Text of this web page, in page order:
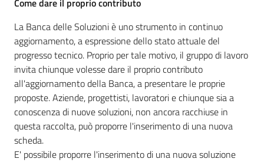
Come dare il proprio contributo
La Banca delle Soluzioni è uno strumento in continuo
aggiornamento, a espressione dello stato attuale del
progresso tecnico. Proprio per tale motivo, il gruppo di lavoro
invita chiunque volesse dare il proprio contributo
all'aggiornamento della Banca, a presentare le proprie
proposte. Aziende, progettisti, lavoratori e chiunque sia a
conoscenza di nuove soluzioni, non ancora racchiuse in
questa raccolta, può proporre l'inserimento di una nuova
scheda.
E' possibile proporre l'inserimento di una nuova soluzione